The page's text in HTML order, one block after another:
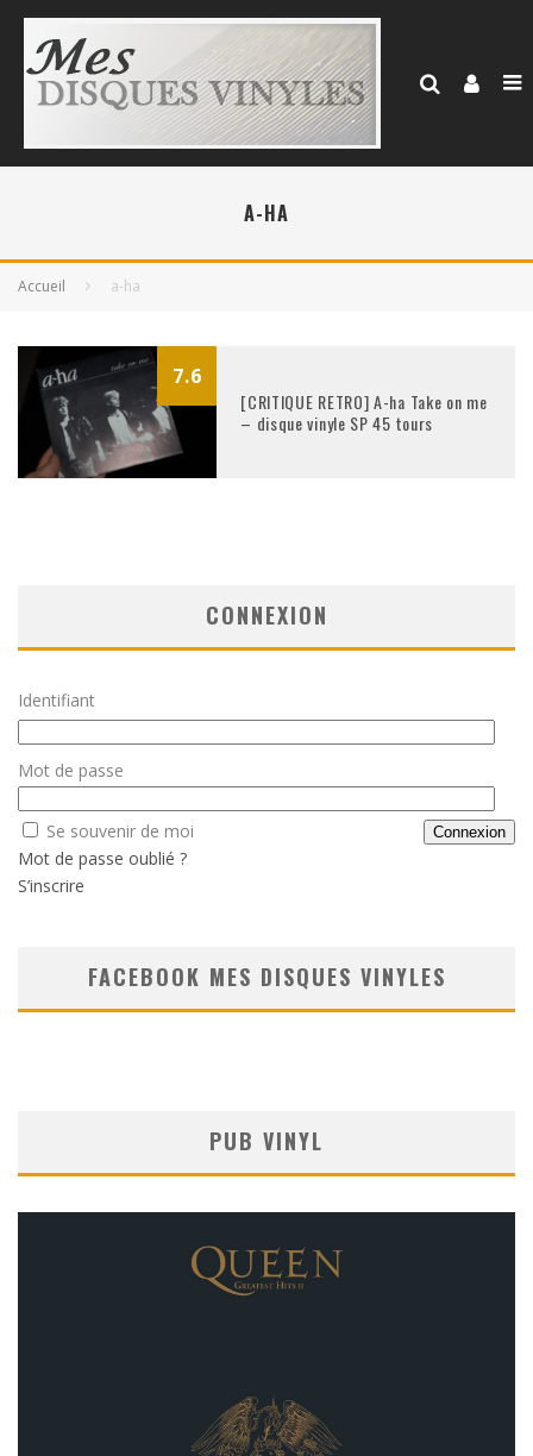
A-HA
Accueil a-ha
7.6
[CRITIQUE RETRO] A-ha Take on me
– disque vinyle SP 45 tours
CONNEXION
Identifiant
Mot de passe
Se souvenir de moi
Mot de passe oublié ?
S’inscrire
FACEBOOK MES DISQUES VINYLES
PUB VINYL